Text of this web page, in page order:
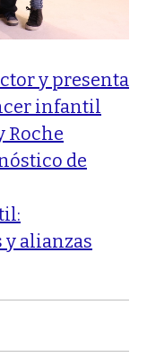
y presenta
infantil
Roche
de
alianzas